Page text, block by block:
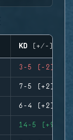
KD (+/-)
3-5 (-2)
7-5 (+2)
6-4 (+2)
14-5 (+9)